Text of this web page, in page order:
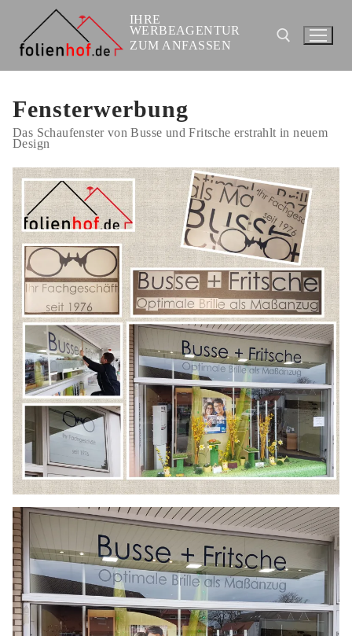
springen
IHRE
WERBEAGENTUR
ZUM ANFASSEN
Fensterwerbung
Das Schaufenster von Busse und Fritsche erstrahlt in neuem
Design